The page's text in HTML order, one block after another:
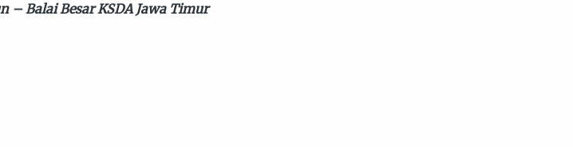
– Balai Besar KSDA Jawa Timur